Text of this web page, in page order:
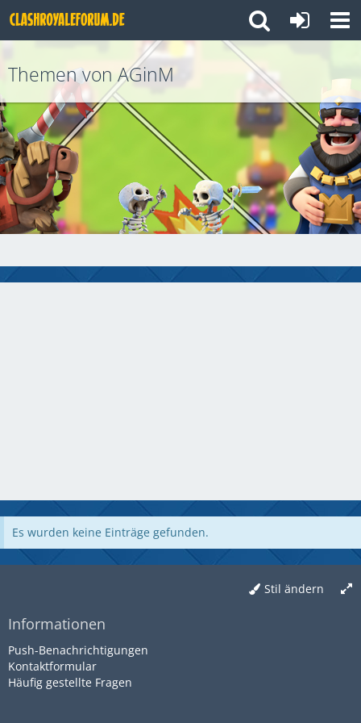
Themen von AGinM
Es wurden keine Einträge gefunden.
Stil ändern
Informationen
Push-Benachrichtigungen
Kontaktformular
Häufig gestellte Fragen